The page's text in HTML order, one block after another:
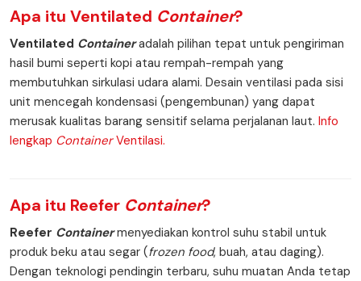
Apa itu Ventilated Container?
Ventilated Containeradalah pilihan tepat untuk pengiriman
hasil bumi seperti kopi atau rempah-rempah yang
membutuhkan sirkulasi udara alami. Desain ventilasi pada sisi
unit mencegah kondensasi (pengembunan) yang dapat
merusak kualitas barang sensitif selama perjalanan laut. Info
lengkap ContainerVentilasi.
Apa itu Reefer Container?
Reefer Containermenyediakan kontrol suhu stabil untuk
produk beku atau segar (frozen food, buah, atau daging).
Dengan teknologi pendingin terbaru, suhu muatan Anda tetap